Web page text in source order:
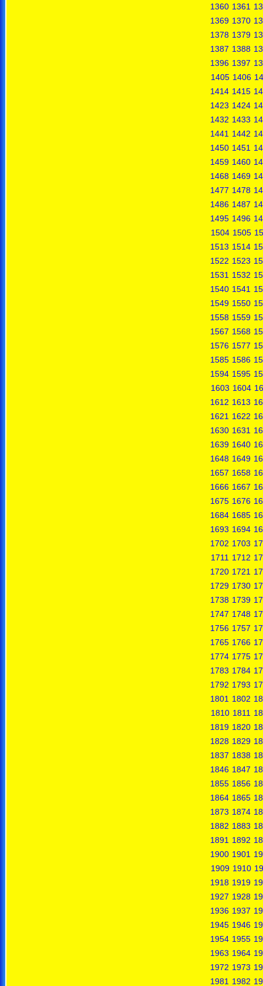
1360 1361
1369 1370
1378 1379
1387 1388
1396 1397
1405 1406
1414 1415
1423 1424
1432 1433
1441 1442
1450 1451
1459 1460
1468 1469
1477 1478
1486 1487
1495 1496
1504 1505
1513 1514
1522 1523
1531 1532
1540 1541
1549 1550
1558 1559
1567 1568
1576 1577
1585 1586
1594 1595
1603 1604
1612 1613
1621 1622
1630 1631
1639 1640
1648 1649
1657 1658
1666 1667
1675 1676
1684 1685
1693 1694
1702 1703
1711 1712
1720 1721
1729 1730
1738 1739
1747 1748
1756 1757
1765 1766
1774 1775
1783 1784
1792 1793
1801 1802
1810 1811
1819 1820
1828 1829
1837 1838
1846 1847
1855 1856
1864 1865
1873 1874
1882 1883
1891 1892
1900 1901
1909 1910
1918 1919
1927 1928
1936 1937
1945 1946
1954 1955
1963 1964
1972 1973
1981 1982